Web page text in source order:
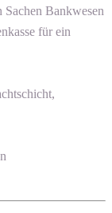
Sachen Bankwesen
für ein